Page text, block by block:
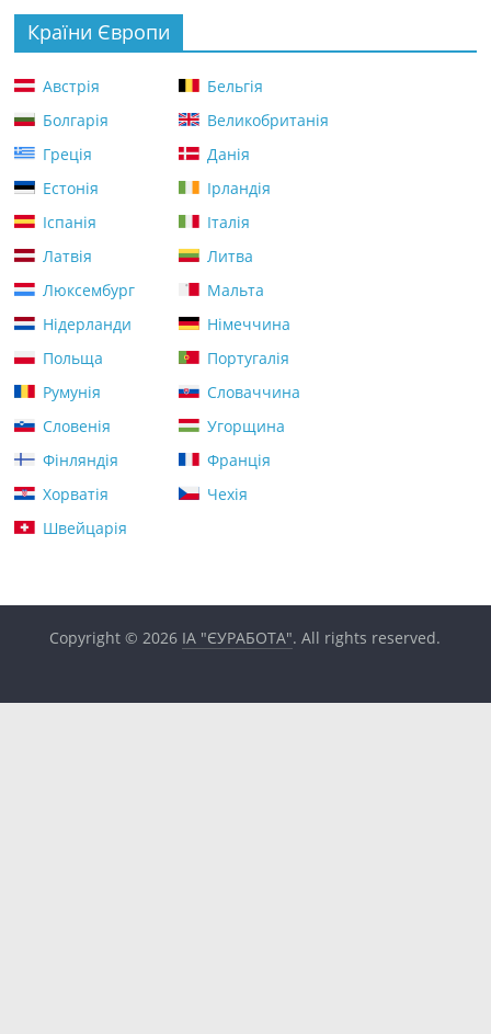
Країни Європи
Австрія
Бельгія
Болгарія
Великобританія
Греція
Данія
Естонія
Ірландія
Іспанія
Італія
Латвія
Литва
Люксембург
Мальта
Нідерланди
Німеччина
Польща
Португалія
Румунія
Словаччина
Словенія
Угорщина
Фінляндія
Франція
Хорватія
Чехія
Швейцарія
Copyright © 2026 ІА "ЄУРАБОТА". All rights reserved.